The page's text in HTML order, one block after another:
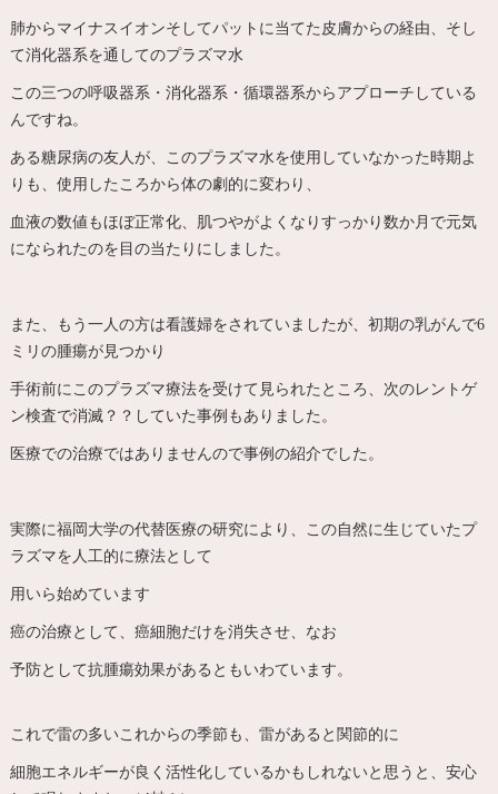
肺からマイナスイオンそしてパットに当てた皮膚からの経由、そし
て消化器系を通してのプラズマ水
この三つの呼吸器系・消化器系・循環器系からアプローチしている
んですね。
ある糖尿病の友人が、このプラズマ水を使用していなかった時期よ
りも、使用したころから体の劇的に変わり、
血液の数値もほぼ正常化、肌つやがよくなりすっかり数か月で元気
になられたのを目の当たりにしました。
また、もう一人の方は看護婦をされていましたが、初期の乳がんで6
ミリの腫瘍が見つかり
手術前にこのプラズマ療法を受けて見られたところ、次のレントゲ
ン検査で消滅？？していた事例もありました。
医療での治療ではありませんので事例の紹介でした。
実際に福岡大学の代替医療の研究により、この自然に生じていたプ
ラズマを人工的に療法として
用いら始めています
癌の治療として、癌細胞だけを消失させ、なお
予防として抗腫瘍効果があるともいわています。
これで雷の多いこれからの季節も、雷があると関節的に
細胞エネルギーが良く活性化しているかもしれないと思うと、安心